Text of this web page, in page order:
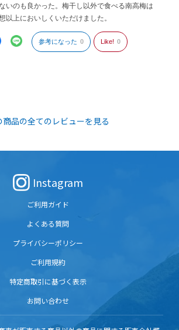
いのも良かった。梅干し以外で食べる南高梅は
以上においしくいただけました。
参考になった 0 Like! 0
商品の全てのレビューを見る
Instagram
ご利用ガイド
よくある質問
プライバシーポリシー
ご利用規約
特定商取引に基づく表示
お問い合わせ